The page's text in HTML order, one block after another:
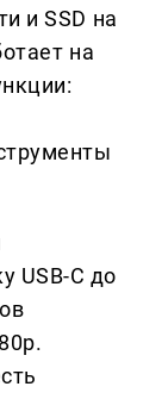
и SSD на
на
USB-C до